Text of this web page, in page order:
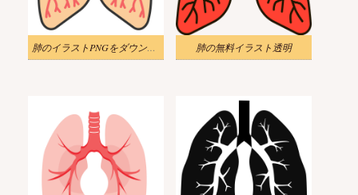
肺のイラストPNGをダウンロード 肺の無料イラスト透明